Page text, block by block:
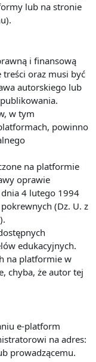
lub na stronie
i finansową
oraz musi być
autorskiego lub
w tym
powinno
na platformie
oprawie
4 lutego 1994
(Dz. U. z
edukacyjnych.
na platformie w
chyba, że autor tej
e-platform
na adres:
prowadzącemu.